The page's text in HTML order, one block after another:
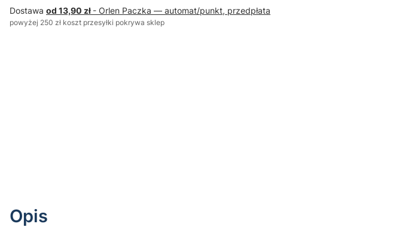
Dostawa od 13,90 zł - Orlen Paczka — automat/punkt, przedpłata
powyżej 250 zł koszt przesyłki pokrywa sklep
Opis